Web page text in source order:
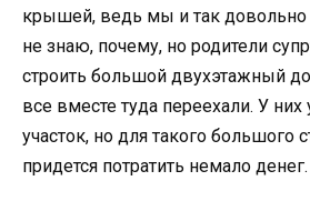
крышей, ведь мы и так довольно
не знаю, почему, но родители
строить большой двухэтажный
все вместе туда переехали. У
участок, но для такого большого
придется потратить немало денег.